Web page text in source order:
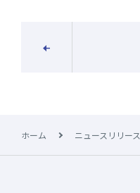
前の記事
ホーム ニュースリリース